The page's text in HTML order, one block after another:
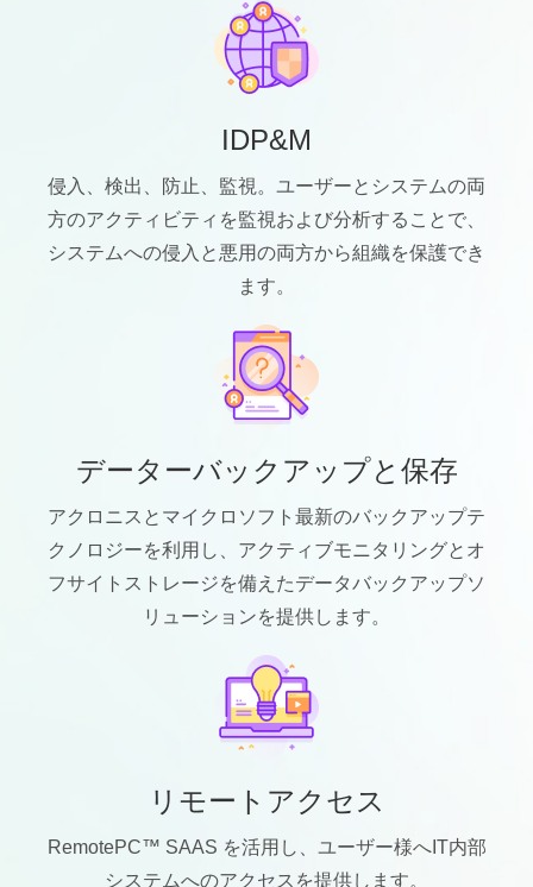
IDP&M
侵入、検出、防止、監視。ユーザーとシステムの両
方のアクティビティを監視および分析することで、
システムへの侵入と悪用の両方から組織を保護でき
ます。
データーバックアップと保存
アクロニスとマイクロソフト最新のバックアップテ
クノロジーを利用し、アクティブモニタリングとオ
フサイトストレージを備えたデータバックアップソ
リューションを提供します。
リモートアクセス
RemotePC™ SAAS を活用し、ユーザー様へIT内部
システムへのアクセスを提供します。